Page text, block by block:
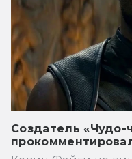
Создатель «Чудо-